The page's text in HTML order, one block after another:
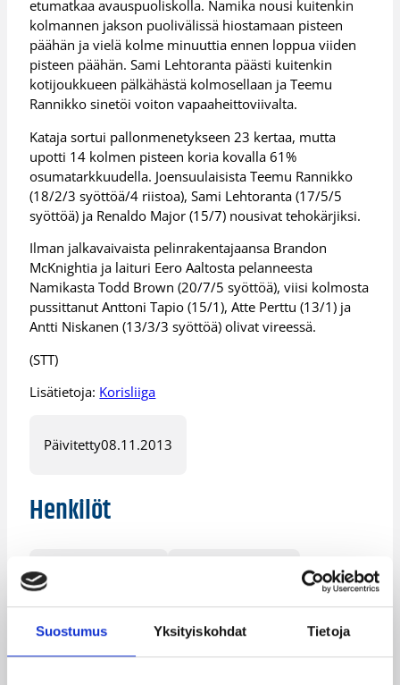
Suostumus Yksityiskohdat Tietoja
etumatkaa avauspuoliskolla. Namika nousi kuitenkin
kolmannen jakson puolivälissä hiostamaan pisteen
päähän ja vielä kolme minuuttia ennen loppua viiden
pisteen päähän. Sami Lehtoranta päästi kuitenkin
kotijoukkueen pälkähästä kolmosellaan ja Teemu
Rannikko sinetöi voiton vapaaheittoviivalta.
Kataja sortui pallonmenetykseen 23 kertaa, mutta
upotti 14 kolmen pisteen koria kovalla 61%
osumatarkkuudella. Joensuulaisista Teemu Rannikko
(18/2/3 syöttöä/4 riistoa), Sami Lehtoranta (17/5/5
syöttöä) ja Renaldo Major (15/7) nousivat tehokärjiksi.
Ilman jalkavaivaista pelinrakentajaansa Brandon
McKnightia ja laituri Eero Aaltosta pelanneesta
Namikasta Todd Brown (20/7/5 syöttöä), viisi kolmosta
pussittanut Anttoni Tapio (15/1), Atte Perttu (13/1) ja
Antti Niskanen (13/3/3 syöttöä) olivat vireessä.
(STT)
Lisätietoja: Korisliiga
Päivitetty08.11.2013
Henkilöt
Bojan Sarcevic
Damon Williams